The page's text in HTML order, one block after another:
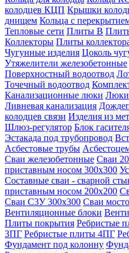
колодцев КЦП Крышки
днищем Кольца с
Тепловые сети Плиты В
Коллекторы Плиты
Чугунные изделия Цоколь
Утяжелители железобетонные
Поверхностный водоотвод
Точечный водоотвод
Канализационные люки Люки
Ливневая канализация
колодцев связи Изделия из
Шлюз-регулятор Блок
Эстакада под трубопровод
Асбестовые трубы
Сваи железобетонные Сваи
приставным носом 300х300
Составные сваи - сварной
приставным носом 200х200
Сваи С3У 300х300 Сваи
Вентиляционные блоки
Плиты покрытия Ребристые
3ПГ Ребристые плиты 4ПГ
Фундамент под колонну